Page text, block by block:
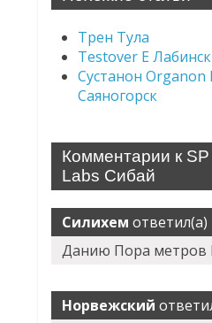
Трен Тула
Testover E Лабинск
Сустанон Organon
Саяногорск
Комментарии к
Labs Сибай
Силихем ответил(а)
Данию Пора метров
Норвежский